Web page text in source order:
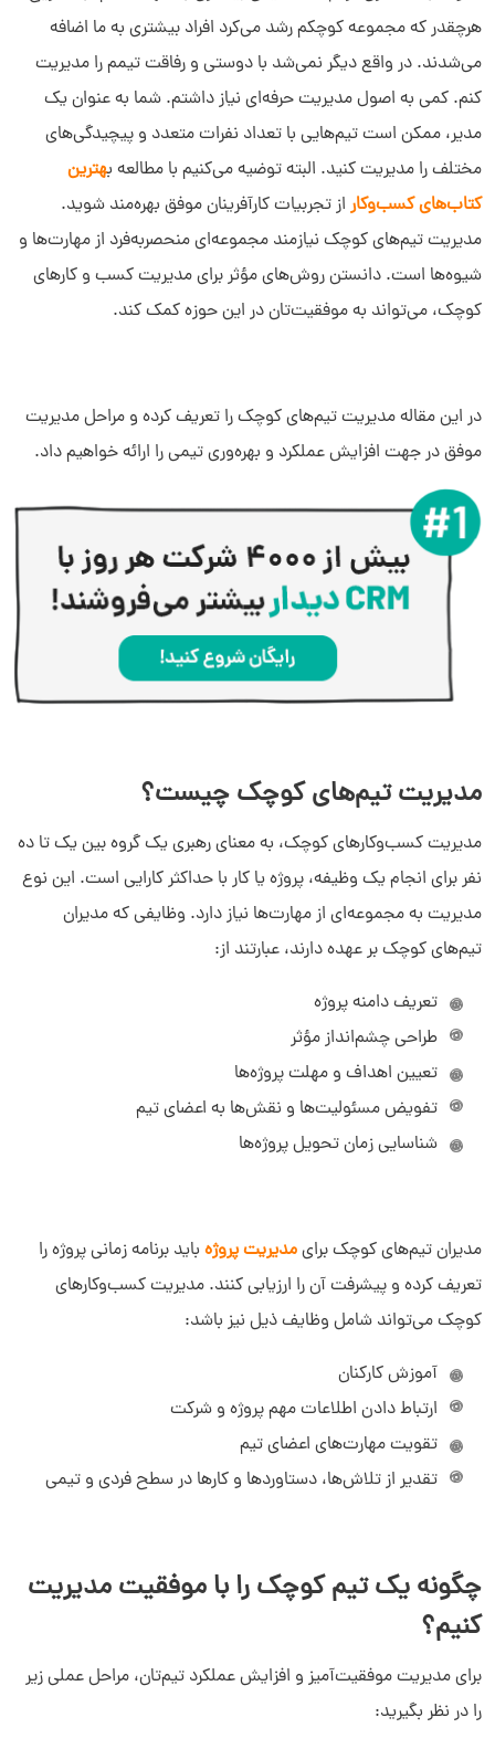
نکات مهم در مدیریت کسب‌وکارهای کوچک
هرچقدر که مجموعه کوچکم رشد می‌کرد افراد بیشتری به ما اضافه
می‌شدند. در واقع دیگر نمی‌شد با دوستی و رفاقت تیمم را مدیریت
کنم. کمی به اصول مدیریت حرفه‌ای نیاز داشتم. شما به عنوان یک
مدیر، ممکن است تیم‌هایی با تعداد نفرات متعدد و پیچیدگی‌های
مختلف را مدیریت کنید. البته توضیه می‌کنیم با مطالعه بهترین
کتاب‌های کسب‌وکار از تجربیات کارآفرینان موفق بهره‌مند شوید.
مدیریت تیم‌های کوچک نیازمند مجموعه‌ای منحصربه‌فرد از مهارت‌ها و
شیوه‌ها است. دانستن روش‌های مؤثر برای مدیریت کسب و کارهای
کوچک، می‌تواند به موفقیت‌تان در این حوزه کمک کند.
در این مقاله مدیریت تیم‌های کوچک را تعریف کرده و مراحل مدیریت
موفق در جهت افزایش عملکرد و بهره‌وری تیمی را ارائه خواهیم داد.
مدیریت تیم‌های کوچک چیست؟
مدیریت کسب‌وکارهای کوچک، به معنای رهبری یک گروه بین یک تا ده
نفر برای انجام یک وظیفه، پروژه یا کار با حداکثر کارایی است. این نوع
مدیریت به مجموعه‌ای از مهارت‌ها نیاز دارد. وظایفی که مدیران
تیم‌های کوچک بر عهده دارند، عبارتند از:
تعریف دامنه پروژه
طراحی چشم‌انداز مؤثر
تعیین اهداف و مهلت پروژه‌ها
تفویض مسئولیت‌ها و نقش‌ها به اعضای تیم
شناسایی زمان تحویل‌ پروژه‌ها
مدیران تیم‌های کوچک برایمدیریت پروژه باید برنامه زمانی پروژه را
تعریف کرده و پیشرفت آن را ارزیابی کنند. مدیریت کسب‌وکارهای
کوچک می‌تواند شامل وظایف ذیل نیز باشد:
آموزش کارکنان
ارتباط دادن اطلاعات مهم پروژه و شرکت
تقویت مهارت‌های اعضای تیم
تقدیر از تلاش‌ها، دستاوردها و کارها در سطح فردی و تیمی
چگونه یک تیم کوچک را با موفقیت مدیریت
کنیم؟
برای مدیریت موفقیت‌آمیز و افزایش عملکرد تیم‌تان، مراحل عملی زیر
را در نظر بگیرید: